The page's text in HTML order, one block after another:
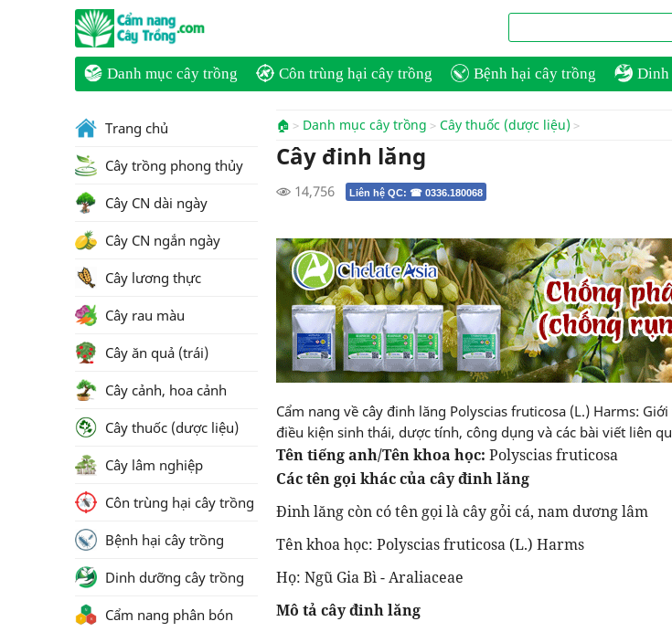
Danh mục cây trồng Côn trùng hại cây trồng Bệnh hại cây trồng Dinh
🏠 Danh mục cây trồng Cây thuốc (dược liệu)
Cây đinh lăng
14,756 Liên hệ QC: ☎ 0336.180068
Cẩm nang về cây đinh lăng Polyscias fruticosa (L.) Harms:
điều kiện sinh thái, dược tính, công dụng và các bài viết liên
Tên tiếng anh/Tên khoa học: Polyscias fruticosa
Các tên gọi khác của cây đinh lăng
Đinh lăng còn có tên gọi là cây gỏi cá, nam dương lâm
Tên khoa học: Polyscias fruticosa (L.) Harms
Họ: Ngũ Gia Bì - Araliaceae
Mô tả cây đinh lăng
Trang chủ
Cây trồng phong thủy
Cây CN dài ngày
Cây CN ngắn ngày
Cây lương thực
Cây rau màu
Cây ăn quả (trái)
Cây cảnh, hoa cảnh
Cây thuốc (dược liệu)
Cây lâm nghiệp
Côn trùng hại cây trồng
Bệnh hại cây trồng
Dinh dưỡng cây trồng
Cẩm nang phân bón